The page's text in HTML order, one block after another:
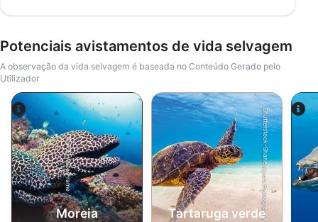
Potenciais avistamentos de vida selvagem
A observação da vida selvagem é baseada no Conteúdo Gerado pelo
Utilizador
Alamy-WaterFrame
Moreia Shutterstock-Shane Myers Photography
Tartaruga verde